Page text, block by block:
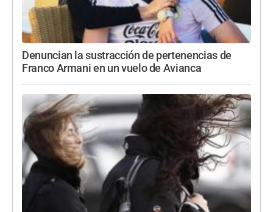
Denuncian la sustracción de pertenencias de
Franco Armani en un vuelo de Avianca